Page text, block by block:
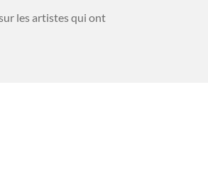
les artistes qui ont